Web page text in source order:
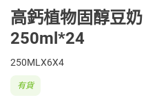
高鈣植物固醇豆奶
250ml*24
250MLX6X4
有貨